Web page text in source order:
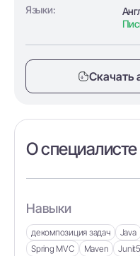
Языки:
Скачать
О специалисте
Навыки
декомпозиция задач Java
Spring MVC
Maven Junit5